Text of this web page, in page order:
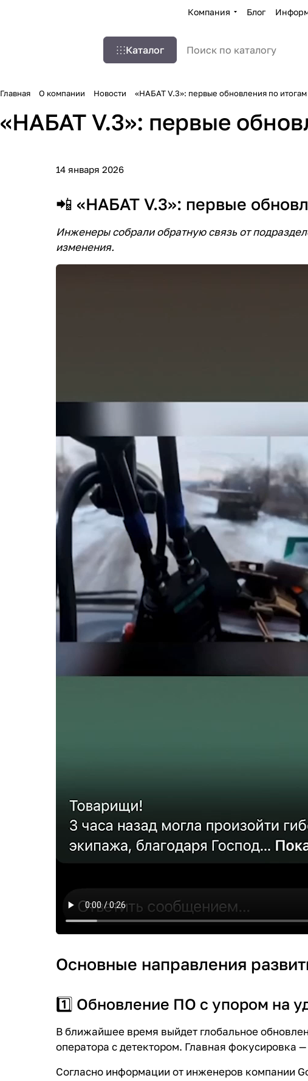
Компания Блог
Каталог
Главная О компании Новости «НАБАТ V.3»: первые обновления по итогам
«НАБАТ V.3»: первые
14 января 2026
📲 «НАБАТ V.3»: первые
Инженеры собрали обратную связь от
изменения.
Основные направления
1️⃣ Обновление ПО с упором на
В ближайшее время выйдет глобальное
оператора с детектором. Главная фокусировка
Согласно информации от инженеров компании